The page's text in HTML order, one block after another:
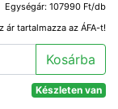
Egységár: 107990 Ft/db
ár tartalmazza az ÁFA-t!
Kosárba
Készleten van